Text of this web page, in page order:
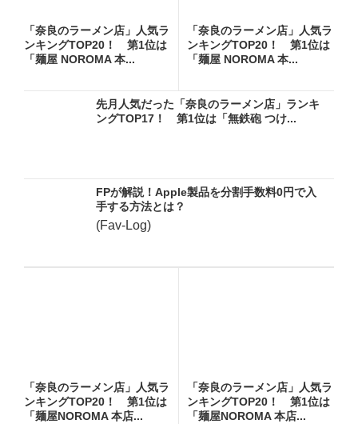
「奈良のラーメン店」人気ラ
ンキングTOP20！ 第1位は
「麺屋 NOROMA 本...
「奈良のラーメン店」人気ラ
ンキングTOP20！ 第1位は
「麺屋 NOROMA 本...
先月人気だった「奈良のラーメン店」ランキ
ングTOP17！ 第1位は「無鉄砲 つけ...
FPが解説！Apple製品を分割手数料0円で入
手する方法とは？
(Fav-Log)
「奈良のラーメン店」人気ラ
ンキングTOP20！ 第1位は
「麺屋NOROMA 本店...
「奈良のラーメン店」人気ラ
ンキングTOP20！ 第1位は
「麺屋NOROMA 本店...